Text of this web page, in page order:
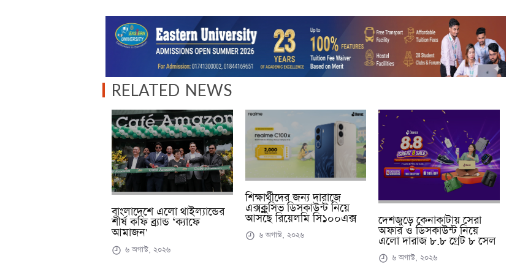
RELATED NEWS
বাংলাদেশে এলো থাইল্যান্ডের
শীর্ষ কফি ব্র্যান্ড ‘ক্যাফে
আমাজন'
৬ অগাস্ট, ২০২৬
শিক্ষার্থীদের জন্য দারাজে
এক্সক্লুসিভ ডিসকাউন্ট নিয়ে
আসছে রিয়েলমি সি১০০এক্স
৬ অগাস্ট, ২০২৬
দেশজুড়ে কেনাকাটায় সেরা
অফার ও ডিসকাউন্ট নিয়ে
এলো দারাজ ৮.৮ গ্রেট ৮ সেল
৬ অগাস্ট, ২০২৬